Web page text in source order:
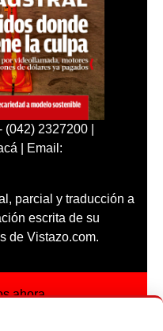
2327200 |
| Email:
parcial y traducción a
escrita de su
de Vistazo.com.
ahora